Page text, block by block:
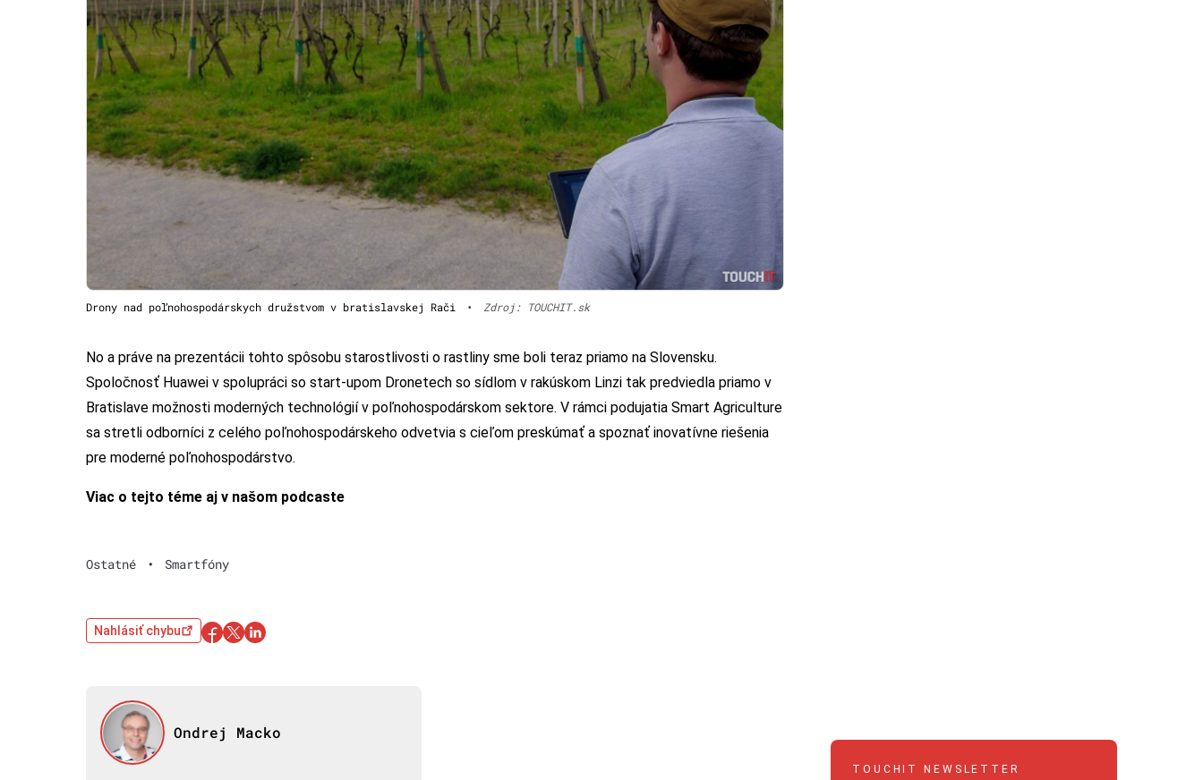
Drony nad poľnohospodárskych družstvom v bratislavskej Rači • Zdroj: TOUCHIT.sk
No a práve na prezentácii tohto spôsobu starostlivosti o rastliny sme boli teraz priamo na Slovensku.
Spoločnosť Huawei v spolupráci so start-upom Dronetech so sídlom v rakúskom Linzi tak predviedla priamo v
Bratislave možnosti moderných technológií v poľnohospodárskom sektore. V rámci podujatia Smart Agriculture
sa stretli odborníci z celého poľnohospodárskeho odvetvia s cieľom preskúmať a spoznať inovatívne riešenia
pre moderné poľnohospodárstvo.
Viac o tejto téme aj v našom podcaste
Ostatné • Smartfóny
Nahlásiť chybu
Ondrej Macko
TOUCHIT NEWSLETTER